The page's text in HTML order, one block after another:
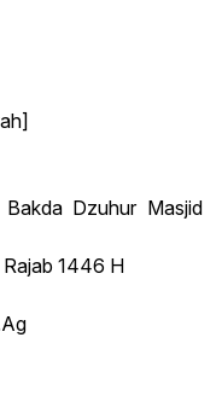
Dzuhur Masjid
1446 H